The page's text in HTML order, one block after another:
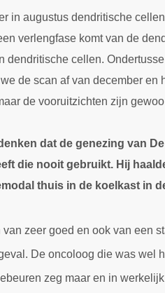
in augustus dendritische
verlengfase komt van de
dendritische cellen.
de scan af van december en
de vooruitzichten zijn
dat de genezing van
die nooit gebruikt. Hij
thuis in de koelkast in
zeer goed en ook van een
De oncoloog die was wel
zeg maar en in